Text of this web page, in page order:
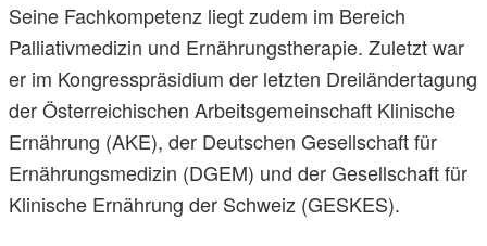
Seine Fachkompetenz liegt zudem im Bereich
Palliativmedizin und Ernährungstherapie. Zuletzt war
er im Kongresspräsidium der letzten Dreiländertagung
der Österreichischen Arbeitsgemeinschaft Klinische
Ernährung (AKE), der Deutschen Gesellschaft für
Ernährungsmedizin (DGEM) und der Gesellschaft für
Klinische Ernährung der Schweiz (GESKES).